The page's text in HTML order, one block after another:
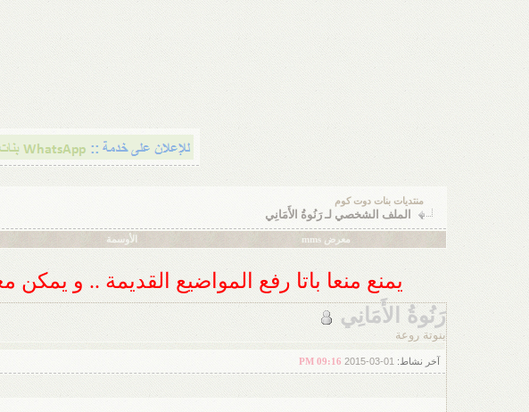
منتديات بنات دوت كوم
الملف الشخصي لـ رَنُوةُ الأَمَانِي
معرض mms الأوسمة
يمنع منعا باتا رفع المواضيع القديمة .. و
رَنُوةُ الأَمَانِي
بنوتة روعة
آخر نشاط: 09:16 PM